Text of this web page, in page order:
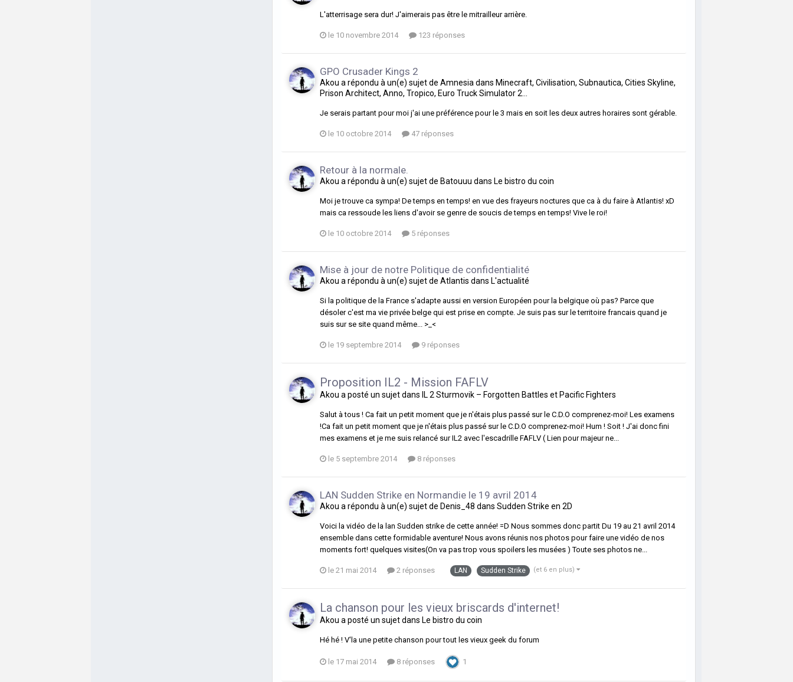
L'atterrisage sera dur! J'aimerais pas être le mitrailleur arrière.
le 10 novembre 2014 123 réponses
GPO Crusader Kings 2
Akou a répondu à un(e) sujet deAmnesia dans Minecraft, Civilisation, Subnautica, Cities Skyline,
Prison Architect, Anno, Tropico, Euro Truck Simulator 2...
Je serais partant pour moi j'ai une préférence pour le 3 mais en soit les deux autres horaires sont gérable.
le 10 octobre 2014 47 réponses
Retour à la normale.
Akou a répondu à un(e) sujet de Batouuu dans Le bistro du coin
Moi je trouve ca sympa! De temps en temps! en vue des frayeurs noctures que ca à du faire à Atlantis! xD
mais ca ressoude les liens d'avoir se genre de soucis de temps en temps! Vive le roi!
le 10 octobre 2014 5 réponses
Mise à jour de notre Politique de confidentialité
Akou a répondu à un(e) sujet deAtlantis dans L'actualité
Si la politique de la France s'adapte aussi en version Européen pour la belgique où pas? Parce que
désoler c'est ma vie privée belge qui est prise en compte. Je suis pas sur le territoire francais quand je
suis sur se site quand même... >_<
le 19 septembre 2014 9 réponses
Proposition IL2 - Mission FAFLV
Akou a posté un sujet dans IL 2 Sturmovik – Forgotten Battles et Pacific Fighters
Salut à tous ! Ca fait un petit moment que je n'étais plus passé sur le C.D.O comprenez-moi! Les examens
!Ca fait un petit moment que je n'étais plus passé sur le C.D.O comprenez-moi! Hum ! Soit ! J'ai donc fini
mes examens et je me suis relancé sur IL2 avec l'escadrille FAFLV ( Lien pour majeur ne...
le 5 septembre 2014 8 réponses
LAN Sudden Strike en Normandie le 19 avril 2014
Akou a répondu à un(e) sujet de Denis_48 dansSudden Strike en 2D
Voici la vidéo de la lan Sudden strike de cette année! =D Nous sommes donc partit Du 19 au 21 avril 2014
ensemble dans cette formidable aventure! Nous avons réunis nos photos pour faire une vidéo de nos
moments fort! quelques visites(On va pas trop vous spoilers les musées ) Toute ses photos ne...
le 21 mai 2014 2 réponses LAN Sudden Strike (et 6 en plus)
La chanson pour les vieux briscards d'internet!
Akou a posté un sujet dans Le bistro du coin
Hé hé ! V'la une petite chanson pour tout les vieux geek du forum
le 17 mai 2014 8 réponses 1